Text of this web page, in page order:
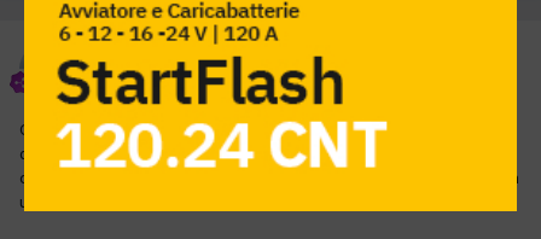
Inviato24 Gennaio 2013
Oggi ho recuperato questa car che rimane sempre in folle
quando le marce sono inserite. Facendo girare una ruota ho visto
che l'altra gira nello stesso senso e la leva della frizione presenta
una leggera vibrazione...